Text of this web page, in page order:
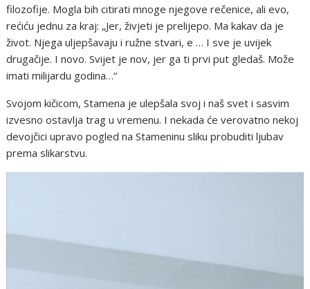
filozofije. Mogla bih citirati mnoge njegove rečenice, ali evo,
rećiću jednu za kraj: „Jer, živjeti je prelijepo. Ma kakav da je
život. Njega uljepšavaju i ružne stvari, e … I sve je uvijek
drugačije. I novo. Svijet je nov, jer ga ti prvi put gledaš. Može
imati milijardu godina…“
Svojom kičicom, Stamena je ulepšala svoj i naš svet i sasvim
izvesno ostavlja trag u vremenu. I nekada će verovatno nekoj
devojčici upravo pogled na Stameninu sliku probuditi ljubav
prema slikarstvu.